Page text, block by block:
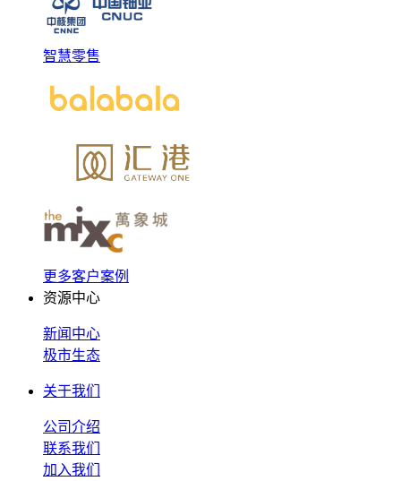
智慧零售
更多客户案例
资源中心
新闻中心
极市生态
关于我们
公司介绍
联系我们
加入我们